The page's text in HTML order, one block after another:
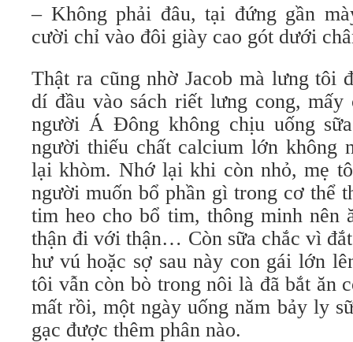
– Không phải đâu, tại đứng gần
cười chỉ vào đôi giày cao gót dưới
Thật ra cũng nhờ Jacob mà lưng tôi
dí đầu vào sách riết lưng cong,
người Á Đông không chịu uống
người thiếu chất calcium lớn không
lại khòm. Nhớ lại khi còn nhỏ, mẹ
người muốn bổ phần gì trong cơ thể
tim heo cho bổ tim, thông minh nên
thận đi với thận… Còn sữa chắc vì
hư vú hoặc sợ sau này con gái lớn
tôi vẫn còn bò trong nôi là đã bắt ăn
mất rồi, một ngày uống năm bảy ly
gạc được thêm phân nào.